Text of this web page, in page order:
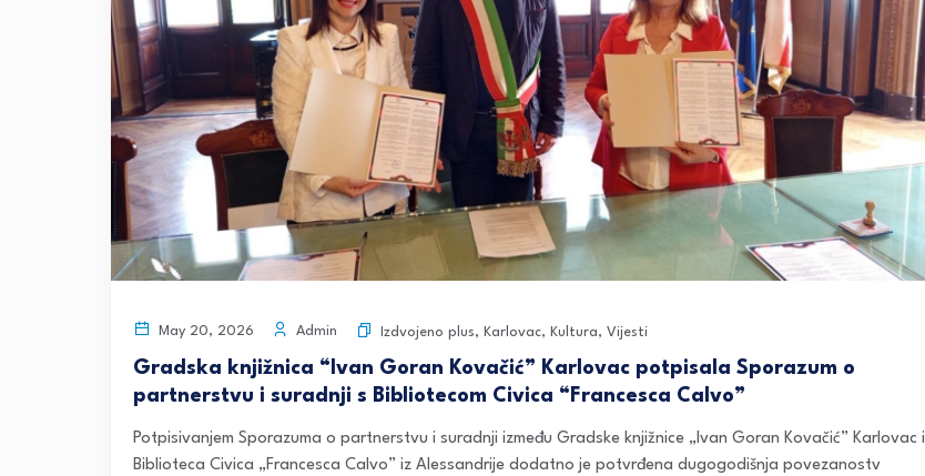
May 20, 2026 Admin Izdvojeno plus, Karlovac, Kultura, Vijesti
Gradska knjižnica “Ivan Goran Kovačić” Karlovac potpisala Sporazum o
partnerstvu i suradnji s Bibliotecom Civica “Francesca Calvo”
Potpisivanjem Sporazuma o partnerstvu i suradnji između Gradske knjižnice „Ivan Goran Kovačić” Karlovac i
Biblioteca Civica „Francesca Calvo” iz Alessandrije dodatno je potvrđena dugogodišnja povezanostv